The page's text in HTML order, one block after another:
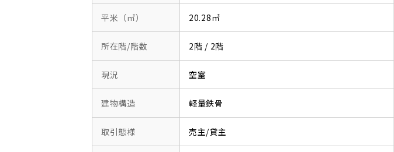
平米（㎡） 20.28㎡
所在階/階数 2階 / 2階
現況 空室
建物構造 軽量鉄骨
取引態様 売主/貸主